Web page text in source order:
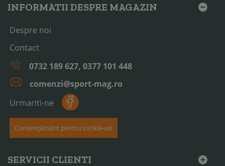
INFORMATII DESPRE MAGAZIN
Despre noi
Contact
0732 189 627, 0377 101 448
comenzi@sport-mag.ro
Urmariti-ne
Consimțământ pentru cookie-uri
SERVICII CLIENTI